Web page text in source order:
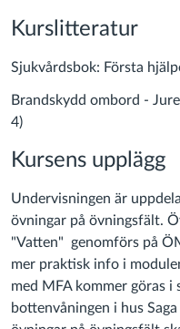
Kurslitteratur
Sjukvårdsbok: Första
Brandskydd ombord -
4)
Kursens upplägg
Undervisningen är
övningar på övningsfält.
"Vatten" genomförs på
mer praktisk info i
med MFA kommer göras i
bottenvåningen i hus